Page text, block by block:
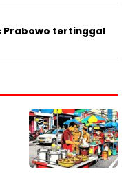
Prabowo tertinggal